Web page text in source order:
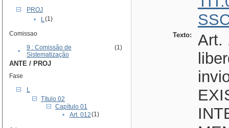
PROJ
•
L(1)
Comissao
•
9 : Comissão de
Sistematização
(1)
ANTE / PROJ
Fase
L
Título 02
Capítulo 01
•
Art. 012(1)
Texto:
Art.